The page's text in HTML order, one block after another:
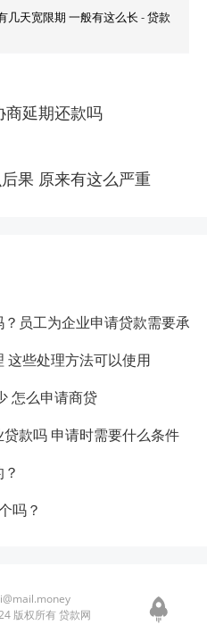
几天宽限期 一般有这么长 -贷款
商延期还款吗
果 原来有这么严重
为企业申请贷款需要承担什么责任？
这些处理方法可以使用
怎么申请商贷
款吗 申请时需要什么条件
吗？
i@mail.money
版权所有 贷款网